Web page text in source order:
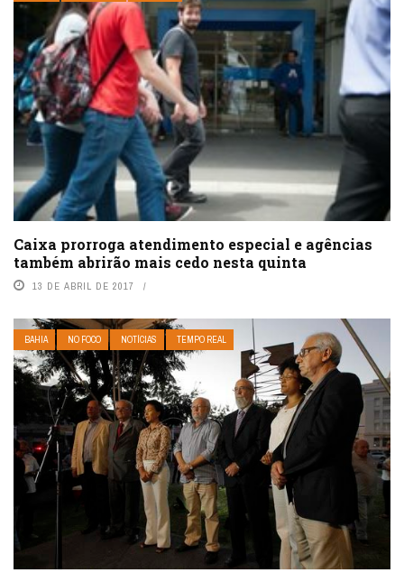
Caixa prorroga atendimento especial e agências
também abrirão mais cedo nesta quinta
13 DE ABRIL DE 2017
BAHIA NO FOCO NOTÍCIAS TEMPO REAL